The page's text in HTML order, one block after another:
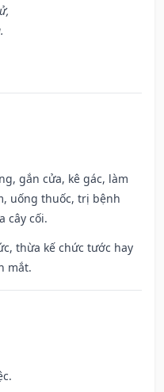
gắn cửa, kê gác, làm
uống thuốc, trị bệnh
cây cối.
thừa kế chức tước hay
mắt.